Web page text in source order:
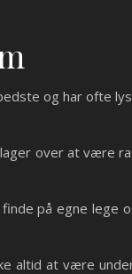
og har ofte
over at være
på egne lege
altid at være